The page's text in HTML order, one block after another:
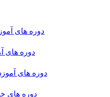
دوره های
دوره های
دوره های
دوره های